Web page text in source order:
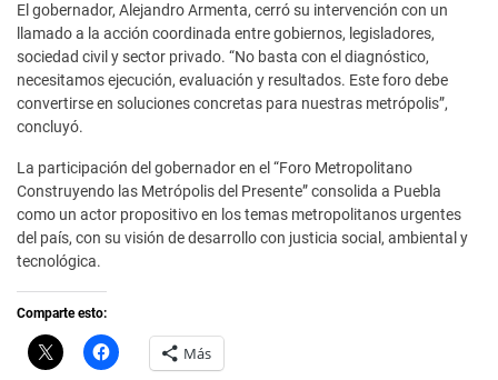
El gobernador, Alejandro Armenta, cerró su intervención con un
llamado a la acción coordinada entre gobiernos, legisladores,
sociedad civil y sector privado. “No basta con el diagnóstico,
necesitamos ejecución, evaluación y resultados. Este foro debe
convertirse en soluciones concretas para nuestras metrópolis”,
concluyó.
La participación del gobernador en el “Foro Metropolitano
Construyendo las Metrópolis del Presente” consolida a Puebla
como un actor propositivo en los temas metropolitanos urgentes
del país, con su visión de desarrollo con justicia social, ambiental y
tecnológica.
Comparte esto:
C
l
H
a Más